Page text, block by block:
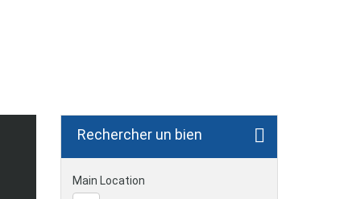
Rechercher un bien
Main Location